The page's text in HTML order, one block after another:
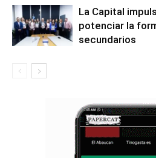
La Capital
potenciar la
secundarios